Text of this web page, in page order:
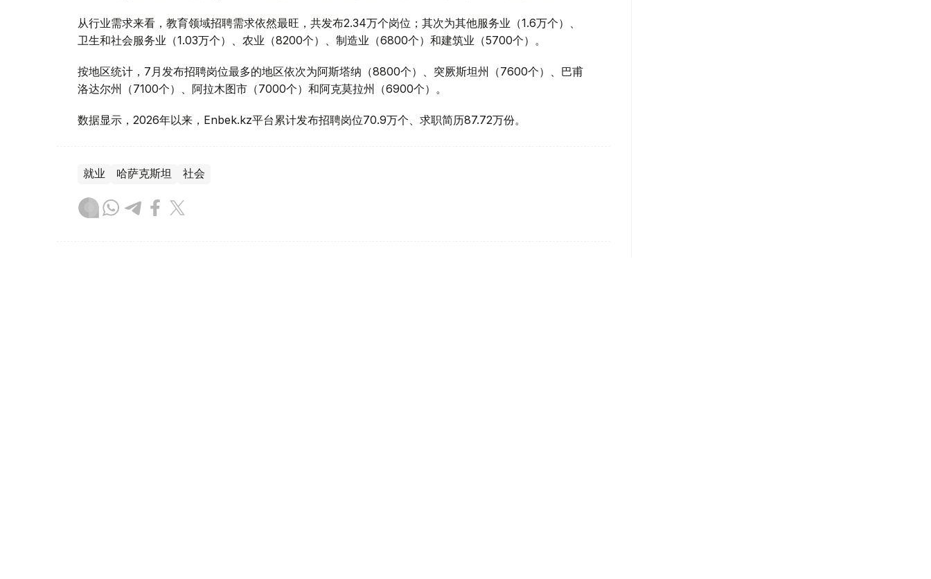
从行业需求来看，教育领域招聘需求依然最旺，共发布2.34万个岗位；其次为其他服务业（1.6万个）、
卫生和社会服务业（1.03万个）、农业（8200个）、制造业（6800个）和建筑业（5700个）。
按地区统计，7月发布招聘岗位最多的地区依次为阿斯塔纳（8800个）、突厥斯坦州（7600个）、巴甫
洛达尔州（7100个）、阿拉木图市（7000个）和阿克莫拉州（6900个）。
数据显示，2026年以来，Enbek.kz平台累计发布招聘岗位70.9万个、求职简历87.72万份。
就业 哈萨克斯坦 社会